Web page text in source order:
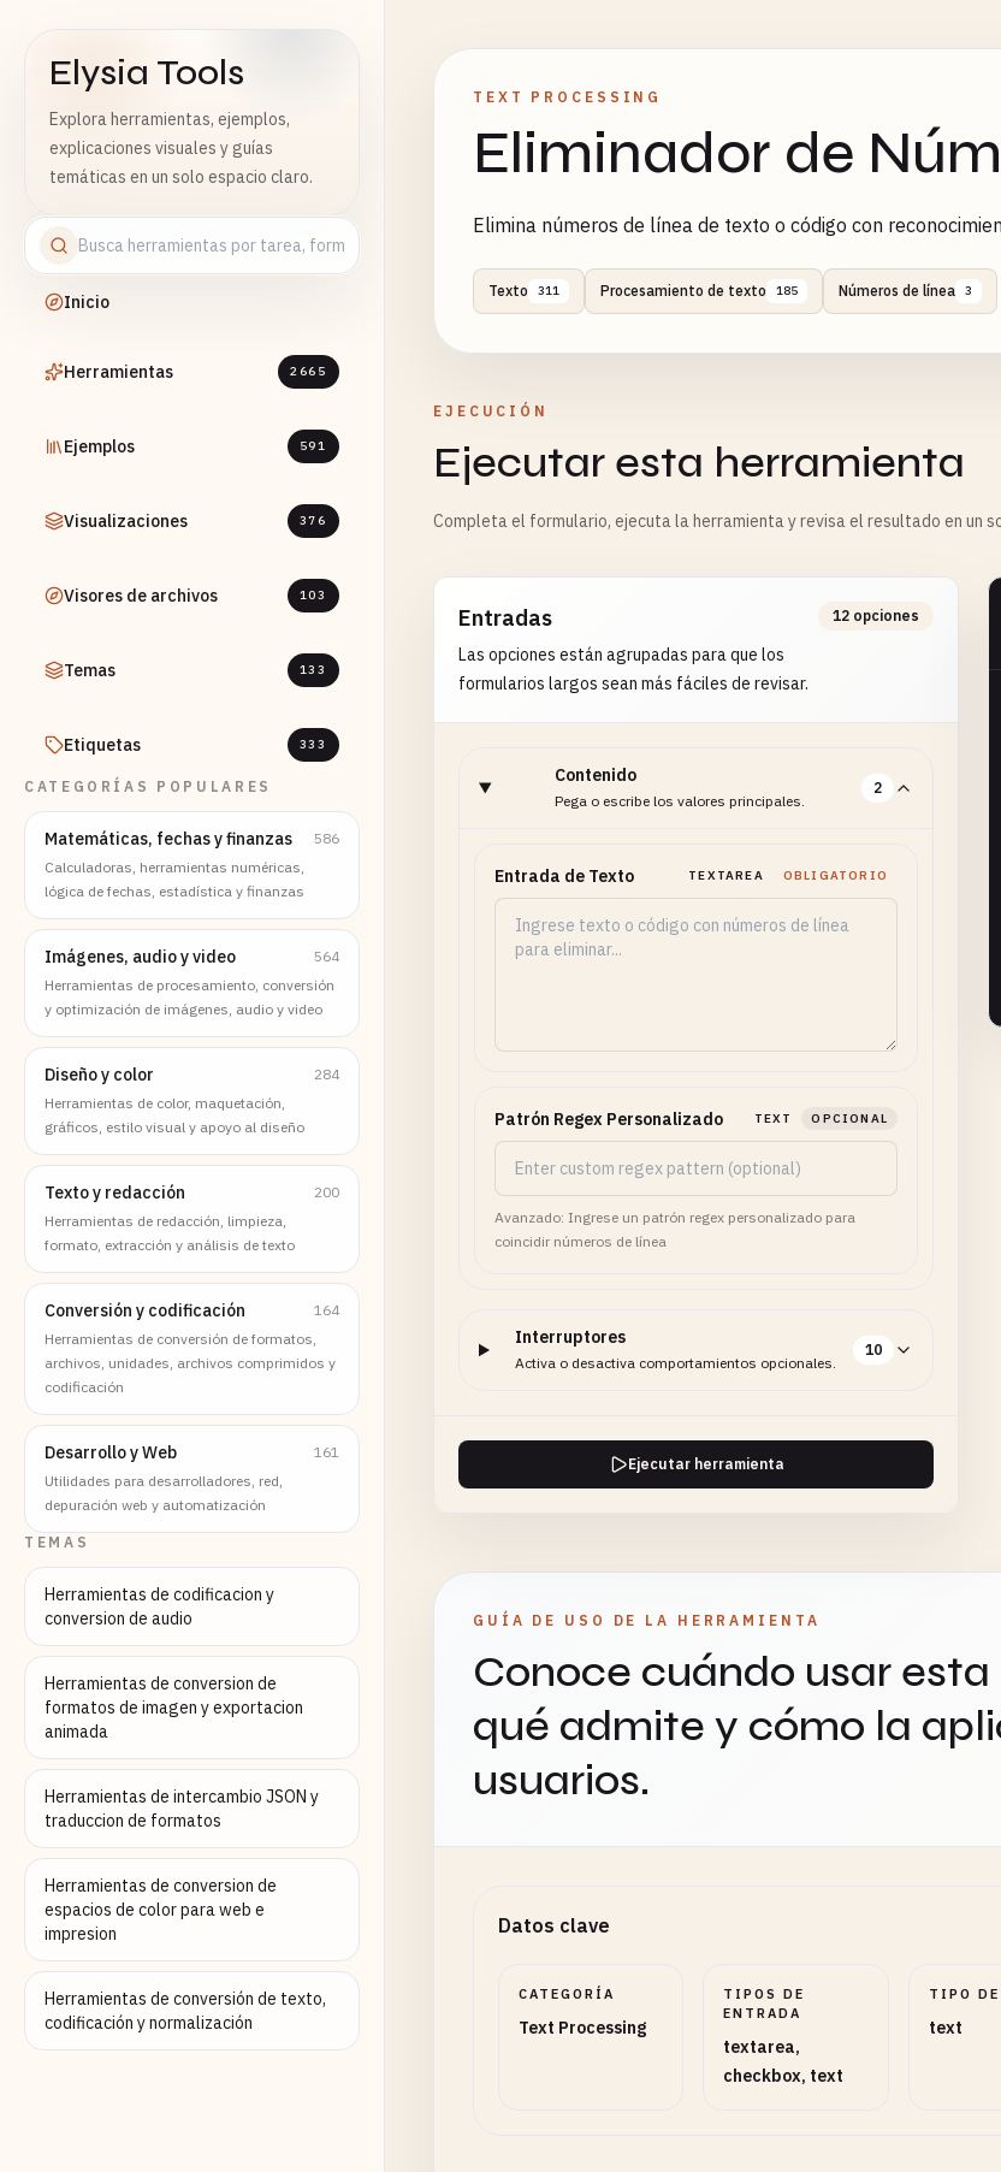
Elysia Tools
Explora herramientas, ejemplos,
explicaciones visuales y guías
temáticas en un solo espacio claro.
Inicio
Herramientas 2665
Ejemplos 591
Visualizaciones 376
Visores de archivos 103
Temas 133
Etiquetas 333
CATEGORÍAS POPULARES
Matemáticas, fechas y finanzas
586
Calculadoras, herramientas numéricas,
lógica de fechas, estadística y finanzas
Imágenes, audio y video
564
Herramientas de procesamiento, conversión
y optimización de imágenes, audio y video
Diseño y color
284
Herramientas de color, maquetación,
gráficos, estilo visual y apoyo al diseño
Texto y redacción
200
Herramientas de redacción, limpieza,
formato, extracción y análisis de texto
Conversión y codificación
164
Herramientas de conversión de formatos,
archivos, unidades, archivos comprimidos y
codificación
Desarrollo y Web
161
Utilidades para desarrolladores, red,
depuración web y automatización
TEMAS
Herramientas de codificacion y
conversion de audio
Herramientas de conversion de
formatos de imagen y exportacion
animada
Herramientas de intercambio JSON y
traduccion de formatos
Herramientas de conversion de
espacios de color para web e
impresion
Herramientas de conversión de texto,
codificación y normalización
TEXT PROCESSING
Eliminador de
Elimina números de línea de texto o código con
Texto 311 Procesamiento de texto 185 Números de línea 3
EJECUCIÓN
Ejecutar esta herramienta
Completa el formulario, ejecuta la herramienta y revisa el resultado en un
Entradas
Las opciones están agrupadas para que los
formularios largos sean más fáciles de revisar.
12 opciones
Contenido
Pega o escribe los valores principales.
2
Entrada de Texto TEXTAREA OBLIGATORIO
Patrón Regex Personalizado TEXT OPCIONAL
Avanzado: Ingrese un patrón regex personalizado para
coincidir números de línea
Interruptores
Activa o desactiva comportamientos opcionales.
10
Ejecutar herramienta
GUÍA DE USO DE LA HERRAMIENTA
Conoce cuándo usar
qué admite y cómo la
usuarios.
Datos clave
CATEGORÍA
Text Processing
TIPOS DE
ENTRADA
textarea,
checkbox, text
TIPO
text